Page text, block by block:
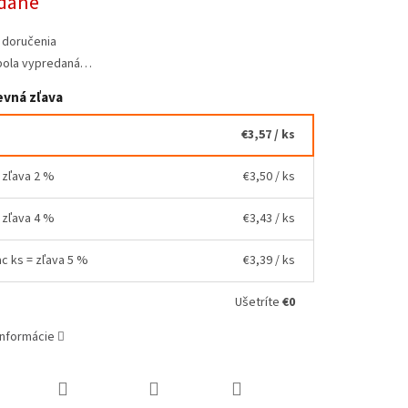
vypredaná…
zľava
€3,57/ ks
2 % €3,50/ ks
4 % €3,43 / ks
ks = zľava 5 % €3,39/ ks
Ušetríte €0